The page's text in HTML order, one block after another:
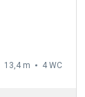
13,4 m 4 WC